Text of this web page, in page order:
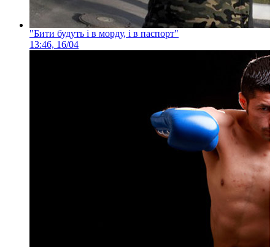
"Бити будуть і в морду, і в паспорт"
13:46, 16/04